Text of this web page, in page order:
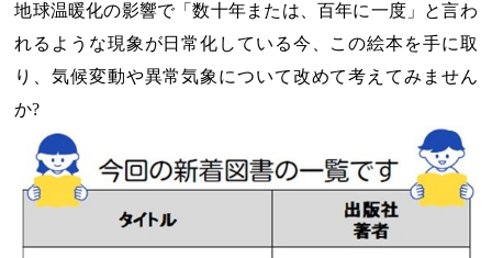
地球温暖化の影響で「数十年または、百年に一度」と言わ
れるような現象が日常化している今、この絵本を手に取
り、気候変動や異常気象について改めて考えてみません
か?